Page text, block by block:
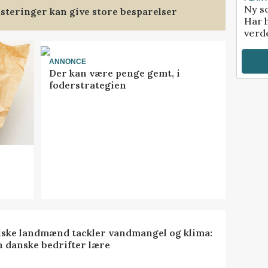
kan give store besparelser
ANNONCE
Der kan være penge gemt, i
foderstrategien
landmænd tackler vandmangel og klima:
danske bedrifter lære
Ny
Har